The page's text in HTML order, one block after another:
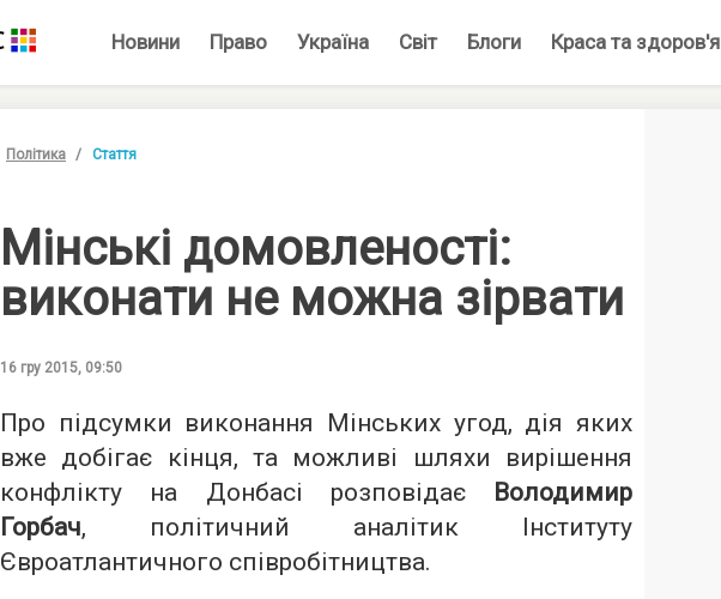
Новини Право Україна Світ Блоги Краса та здоров'я
Політика Стаття
Мінські домовленості:
виконати не можна зірвати
16 гру 2015, 09:50
Про підсумки виконання Мінських угод, дія яких
вже добігає кінця, та можливі шляхи вирішення
конфлікту на Донбасі розповідає Володимир
Горбач, політичний аналітик Інституту
Євроатлантичного співробітництва.